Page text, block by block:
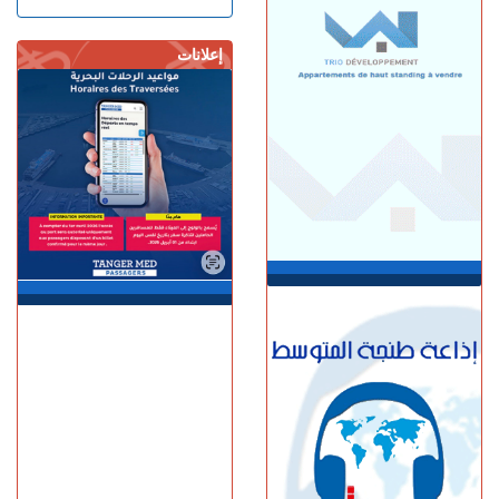
إعلانات
كرة القدم الأرجنتيني ليونيل
ميسي عن عمر 68 عاما
السبت 08 غشت | 14:49
طنجة.. حادث مروع بطريق
أحرارين ينهي حياة سائق سيارة
أجرة ويصيب آخرين بجروح
السبت 08 غشت | 11:34
استطلاع رأي: 77.3% من
الإسبان يعتبرون المغرب "بلدا
الجمعة 07 غشت | 23:01
سوء تدبير.. وزارة النقل تتسبب
في أزمة طوابير السيارات أمام
مراكز الفحص التقني بطنجة
الجمعة 07 غشت | 22:30
إسبانيا.. الشرطة تعلن تفكيك